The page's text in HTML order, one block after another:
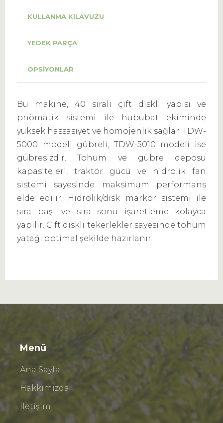
KULLANMA KILAVUZU
YEDEK PARÇA
OPSIYONLAR
Bu makine, 40 sıralı çift diskli yapısı ve
pnömatik sistemi ile hububat ekiminde
yüksek hassasiyet ve homojenlik sağlar. TDW-
5000 modeli gübreli, TDW-5010 modeli ise
gübresizdir. Tohum ve gübre deposu
kapasiteleri, traktör gücü ve hidrolik fan
sistemi sayesinde maksimum performans
elde edilir. Hidrolik/disk markör sistemi ile
sıra başı ve sıra sonu işaretleme kolayca
yapılır. Çift diskli tekerlekler sayesinde tohum
yatağı optimal şekilde hazırlanır.
Menü
Ana Sayfa
Hakkımızda
İletişim